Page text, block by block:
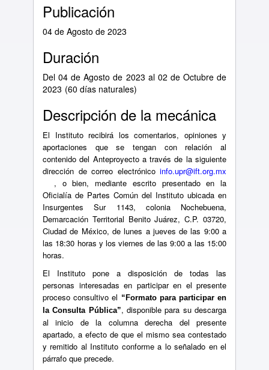
Publicación
04 de Agosto de 2023
Duración
Del 04 de Agosto de 2023 al 02 de Octubre de
2023 (60 días naturales)
Descripción de la mecánica
El Instituto recibirá los comentarios, opiniones y
aportaciones que se tengan con relación al
contenido del Anteproyecto a través de la siguiente
dirección de correo electrónico info.upr@ift.org.mx
, o bien, mediante escrito presentado en la
Oficialía de Partes Común del Instituto ubicada en
Insurgentes Sur 1143, colonia Nochebuena,
Demarcación Territorial Benito Juárez, C.P. 03720,
Ciudad de México, de lunes a jueves de las 9:00 a
las 18:30 horas y los viernes de las 9:00 a las 15:00
horas.
El Instituto pone a disposición de todas las
personas interesadas en participar en el presente
proceso consultivo el “Formato para participar en
la Consulta Pública”, disponible para su descarga
al inicio de la columna derecha del presente
apartado, a efecto de que el mismo sea contestado
y remitido al Instituto conforme a lo señalado en el
párrafo que precede.